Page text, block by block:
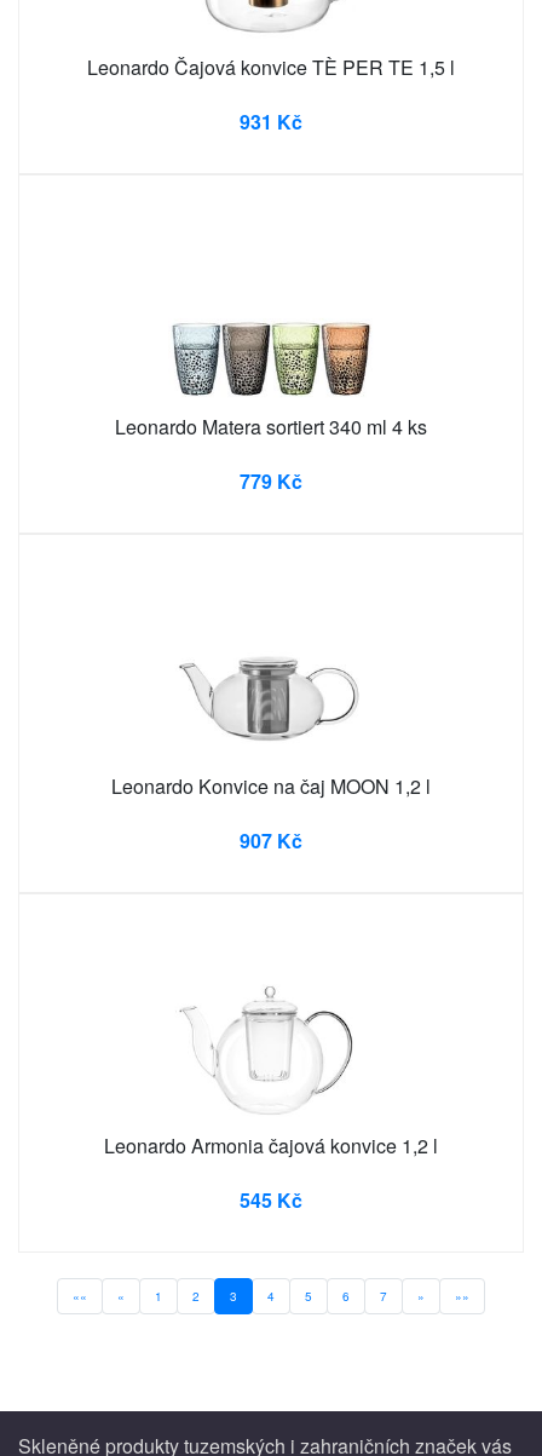
Leonardo Čajová konvice TÈ PER TE 1,5 l
931 Kč
Leonardo Matera sortiert 340 ml 4 ks
779 Kč
Leonardo Konvice na čaj MOON 1,2 l
907 Kč
Leonardo Armonia čajová konvice 1,2 l
545 Kč
«« « 1 2 3 4 5 6 7 » »»
Skleněné produkty tuzemských i zahraničních značek vás